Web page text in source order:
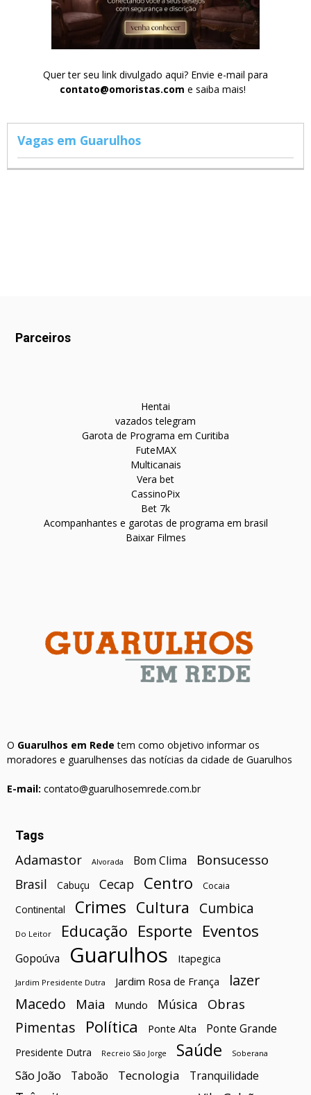
Quer ter seu link divulgado aqui? Envie e-mail para
contato@omoristas.com e saiba mais!
Vagas em Guarulhos
Parceiros
Hentai
vazados telegram
Garota de Programa em Curitiba
FuteMAX
Multicanais
Vera bet
CassinoPix
Bet 7k
Acompanhantes e garotas de programa em brasil
Baixar Filmes
O Guarulhos em Rede tem como objetivo informar os
moradores e guarulhenses das notícias da cidade de Guarulhos
E-mail: contato@guarulhosemrede.com.br
Tags
Adamastor Alvorada Bom Clima Bonsucesso
Brasil Cabuçu Cecap Centro Cocaia
Continental Crimes Cultura Cumbica
Do Leitor Educação Esporte Eventos
Gopoúva Guarulhos Itapegica
Jardim Presidente Dutra Jardim Rosa de França
lazer
Macedo
Maia Mundo Música Obras
Pimentas Política Ponte Alta Ponte Grande
Presidente Dutra Recreio São Jorge Saúde Soberana
São João Taboão Tecnologia Tranquilidade